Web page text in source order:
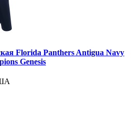
Florida Panthers Antigua Navy
Genesis